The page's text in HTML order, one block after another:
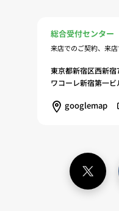
に保有する個人情報
突合して、お客様の
調査・分析、広告の
し、興味関心・嗜好
（11）本ポリシーへ
記載の目的で利用す
意に基づき、提携事
の提供を受け、当社
総合受付センター
来店でのご契約、来
東京都新宿区西新
ワコーレ新宿第一
googlemap